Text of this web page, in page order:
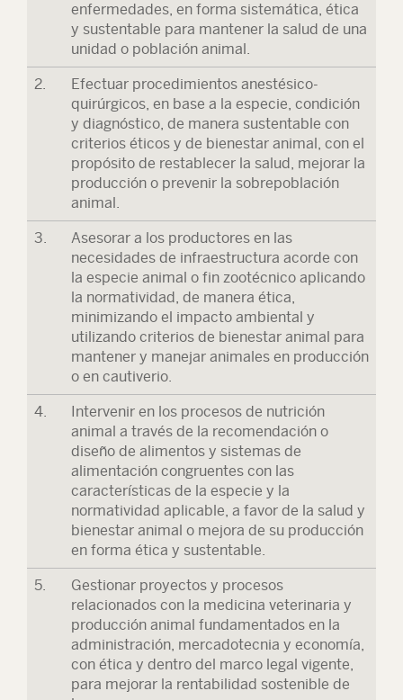
enfermedades, en forma sistemática, ética
y sustentable para mantener la salud de una
unidad o población animal.
2.
Efectuar procedimientos anestésico-
quirúrgicos, en base a la especie, condición
y diagnóstico, de manera sustentable con
criterios éticos y de bienestar animal, con el
propósito de restablecer la salud, mejorar la
producción o prevenir la sobrepoblación
animal.
3.
Asesorar a los productores en las
necesidades de infraestructura acorde con
la especie animal o fin zootécnico aplicando
la normatividad, de manera ética,
minimizando el impacto ambiental y
utilizando criterios de bienestar animal para
mantener y manejar animales en producción
o en cautiverio.
4.
Intervenir en los procesos de nutrición
animal a través de la recomendación o
diseño de alimentos y sistemas de
alimentación congruentes con las
características de la especie y la
normatividad aplicable, a favor de la salud y
bienestar animal o mejora de su producción
en forma ética y sustentable.
5.
Gestionar proyectos y procesos
relacionados con la medicina veterinaria y
producción animal fundamentados en la
administración, mercadotecnia y economía,
con ética y dentro del marco legal vigente,
para mejorar la rentabilidad sostenible de